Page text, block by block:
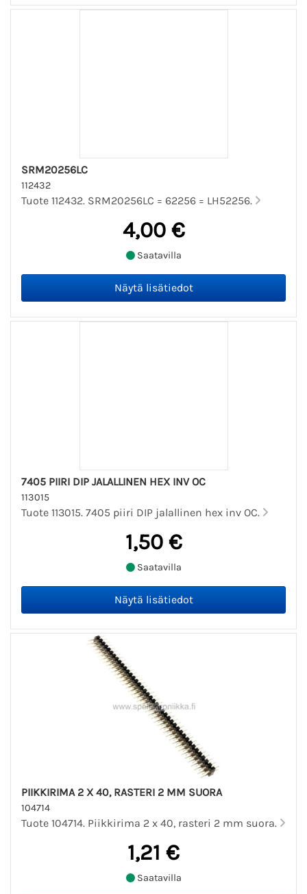
SRM20256LC
112432
Tuote 112432. SRM20256LC = 62256 = LH52256.
4,00 €
Saatavilla
7405 PIIRI DIP JALALLINEN HEX INV OC
113015
Tuote 113015. 7405 piiri DIP jalallinen hex inv OC.
1,50 €
Saatavilla
PIIKKIRIMA 2 X 40, RASTERI 2 MM SUORA
104714
Tuote 104714. Piikkirima 2 x 40, rasteri 2 mm suora.
1,21 €
Saatavilla